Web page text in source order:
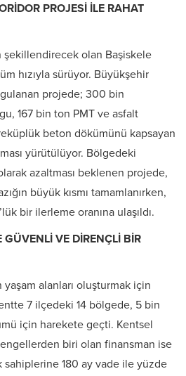
PROJESİ İLE RAHAT
şekillendirecek olan Başiskele
hızıyla sürüyor. Büyükşehir
projede; 300 bin
167 bin ton PMT ve asfalt
beton dökümünü kapsayan
yürütülüyor. Bölgedeki
azaltması beklenen projede,
büyük kısmı tamamlanırken,
bir ilerleme oranına ulaşıldı.
VE DİRENÇLİ BİR
alanları oluşturmak için
7 ilçedeki 14 bölgede, 5 bin
için harekete geçti. Kentsel
biri olan finansman ise
sahiplerine 180 ay vade ile yüzde